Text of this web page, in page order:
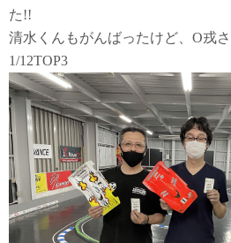
た!!
清水くんもがんばったけど、O戎
1/12TOP3